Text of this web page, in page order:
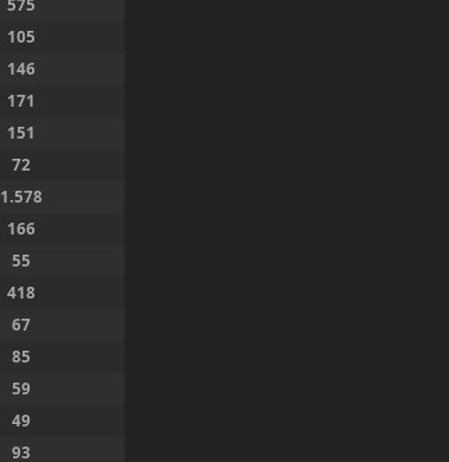
575
105
146
171
151
72
1.578
166
55
418
67
85
59
49
93